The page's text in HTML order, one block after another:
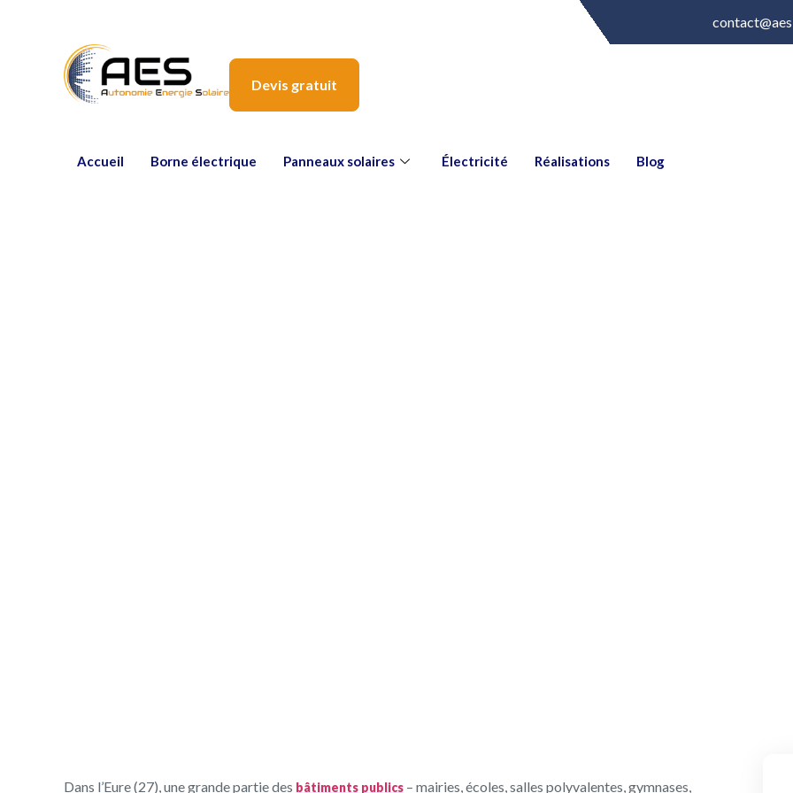
Devis gratuit
Accueil Borne électrique Panneaux solaires Électricité Réalisations Blog
Dans l’Eure (27), une grande partie des bâtiments publics – mairies, écoles, salles polyvalentes, gymnases,